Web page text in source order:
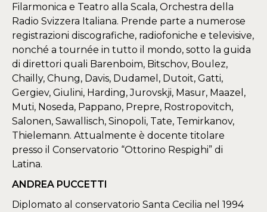
Filarmonica e Teatro alla Scala, Orchestra della
Radio Svizzera Italiana. Prende parte a numerose
registrazioni discografiche, radiofoniche e televisive,
nonché a tournée in tutto il mondo, sotto la guida
di direttori quali Barenboim, Bitschov, Boulez,
Chailly, Chung, Davis, Dudamel, Dutoit, Gatti,
Gergiev, Giulini, Harding, Jurovskji, Masur, Maazel,
Muti, Noseda, Pappano, Prepre, Rostropovitch,
Salonen, Sawallisch, Sinopoli, Tate, Temirkanov,
Thielemann. Attualmente è docente titolare
presso il Conservatorio “Ottorino Respighi” di
Latina.
ANDREA PUCCETTI
Diplomato al conservatorio Santa Cecilia nel 1994